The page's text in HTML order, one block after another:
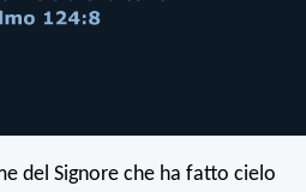
del Signore che ha fatto cielo